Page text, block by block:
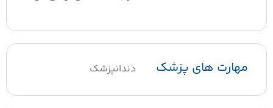
مهارت های پزشک دندانپزشک